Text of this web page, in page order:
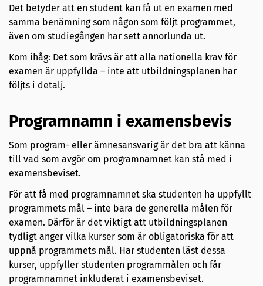
Det betyder att en student kan få ut en examen med
samma benämning som någon som följt programmet,
även om studiegången har sett annorlunda ut.
Kom ihåg: Det som krävs är att alla nationella krav för
examen är uppfyllda – inte att utbildningsplanen har
följts i detalj.
Programnamn i examensbevis
Som program- eller ämnesansvarig är det bra att känna
till vad som avgör om programnamnet kan stå med i
examensbeviset.
För att få med programnamnet ska studenten ha uppfyllt
programmets mål – inte bara de generella målen för
examen. Därför är det viktigt att utbildningsplanen
tydligt anger vilka kurser som är obligatoriska för att
uppnå programmets mål. Har studenten läst dessa
kurser, uppfyller studenten programmålen och får
programnamnet inkluderat i examensbeviset.